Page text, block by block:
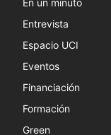
En un minuto
Entrevista
Espacio UCI
Eventos
Financiación
Formación
Green